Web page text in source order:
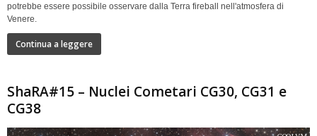
potrebbe essere possibile osservare dalla Terra fireball nell'atmosfera di
Venere.
Continua a leggere
ShaRA#15 – Nuclei Cometari CG30, CG31 e
CG38